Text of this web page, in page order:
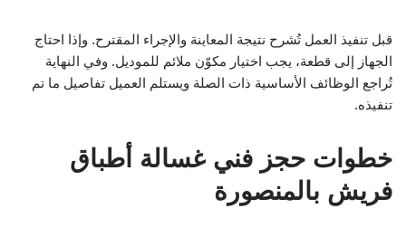
قبل تنفيذ العمل تُشرح نتيجة المعاينة والإجراء المقترح. وإذا احتاج
الجهاز إلى قطعة، يجب اختيار مكوّن ملائم للموديل. وفي النهاية
تُراجع الوظائف الأساسية ذات الصلة ويستلم العميل تفاصيل ما تم
تنفيذه.
خطوات حجز فني غسالة أطباق
فريش بالمنصورة